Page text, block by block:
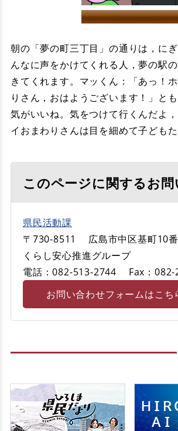
朝の「夢の町三丁目」の通りは，に
んなに声をかけてくれる人，夢の駅
きてくれます。マッくん：「あっ！
りさん，おはようございます！」と
気がいいね。気をつけて行くんだよ
イおまわりさんは目を細めて子ども
このページに関するお
県民活動課
〒730-8511
広島市中区基町10
くらし安心推進グループ
電話：082-513-2744
Fax：
お問い合わせフォームはこち